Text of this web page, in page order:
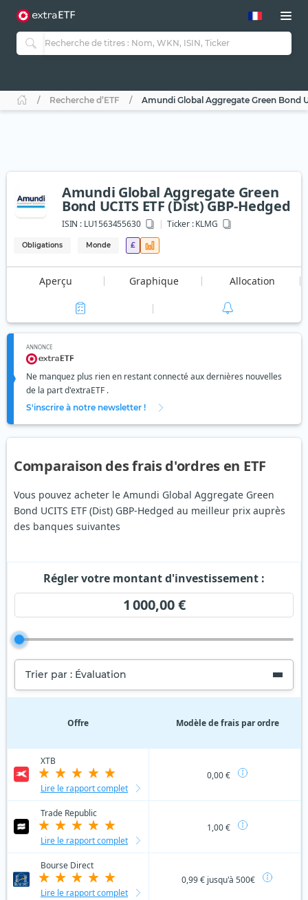
Recherche d’ETF Amundi Global Aggregate Green Bond
Amundi Global Aggregate Green
Bond UCITS ETF (Dist) GBP-Hedged
ISIN :LU1563455630 Ticker :KLMG
Obligations Monde £
Aperçu Graphique Allocation
ANNONCE
Ne manquez plus rien en restant connecté aux dernières nouvelles
de la part d'extraETF .
S'inscrire à notre newsletter !
Comparaison des frais d'ordres en ETF
Vous pouvez acheter le Amundi Global Aggregate Green
Bond UCITS ETF (Dist) GBP-Hedged au meilleur prix auprès
des banques suivantes
Régler votre montant d'investissement :
1 000,00 €
Trier par : Évaluation
Offre Modèle de frais par ordre
XTB
Lire le rapport complet
0,00 €
Trade Republic
Lire le rapport complet
1,00 €
Bourse Direct
Lire le rapport complet
0,99 € jusqu'à 500€